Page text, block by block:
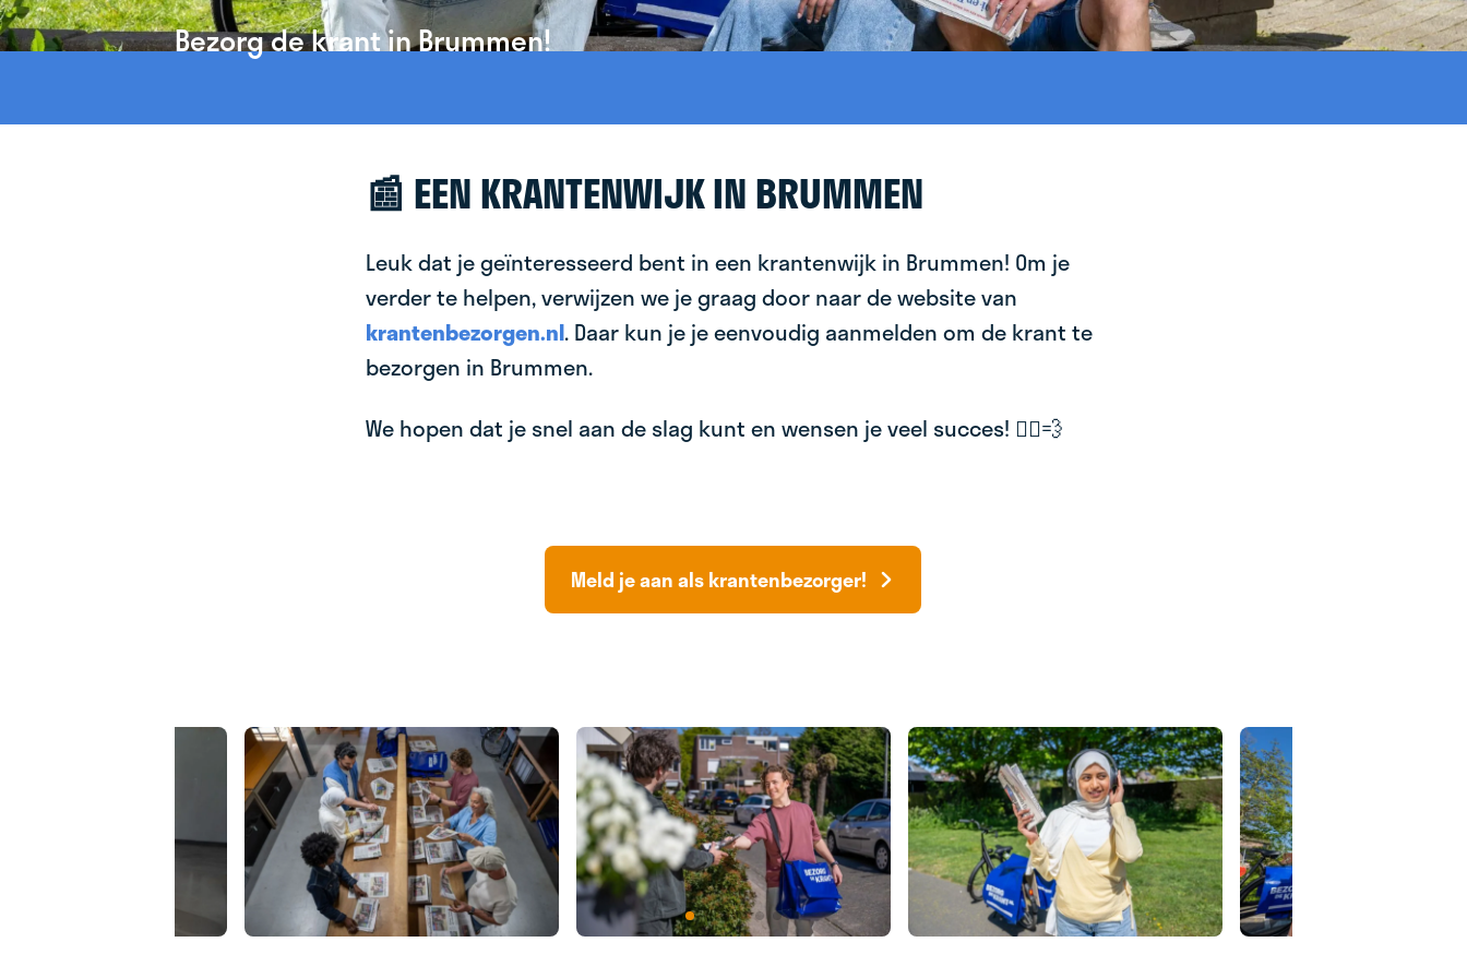
Bezorg de krant in Brummen!
📰 EEN KRANTENWIJK IN BRUMMEN
Leuk dat je geïnteresseerd bent in een krantenwijk in Brummen! Om je
verder te helpen, verwijzen we je graag door naar de website van
krantenbezorgen.nl. Daar kun je je eenvoudig aanmelden om de krant te
bezorgen in Brummen.
We hopen dat je snel aan de slag kunt en wensen je veel succes! 🚴‍♂️💨
Meld je aan als krantenbezorger!